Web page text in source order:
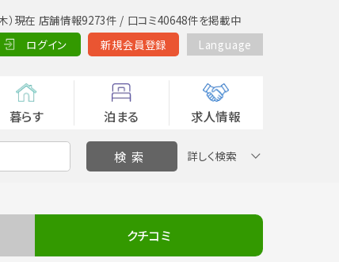
）現在 店舗情報9273件 / 口コミ40648件を掲載中
ログイン
新規会員登録 Language
暮らす 泊まる 求人情報
詳しく検索
クチコミ